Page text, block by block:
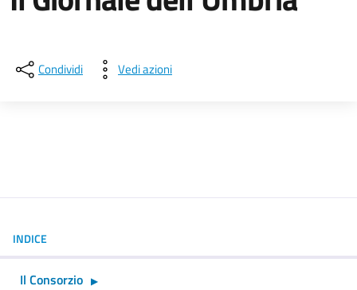
Condividi Vedi azioni
INDICE
Il Consorzio